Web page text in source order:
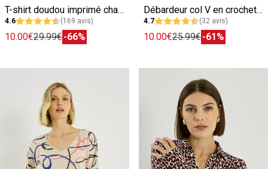
T-shirt doudou imprimé chat femme
4.6 (169 avis)
10.00€29.99€-66%
Débardeur col V en crochet femme
4.7 (32 avis)
10.00€25.99€-61%